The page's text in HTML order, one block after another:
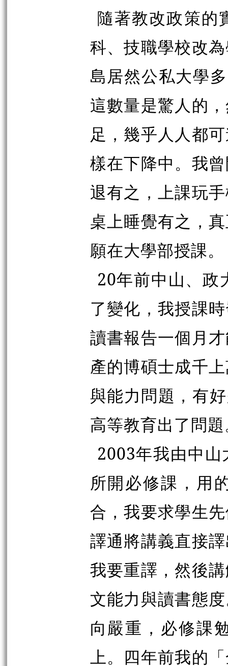
隨著教改政策的
科、技職學校改
島居然公私大學
這數量是驚人的
足，幾乎人人都
樣在下降中。我
退有之，上課玩
桌上睡覺有之，
願在大學部授課。
20年前中山、政
了變化，我授課
讀書報告一個月
產的博碩士成千
與能力問題，有
高等教育出了問
2003年我由中
所開必修課，用
合，我要求學生
譯通將講義直接
我要重譯，然後
文能力與讀書態
向嚴重，必修課
上。四年前我的